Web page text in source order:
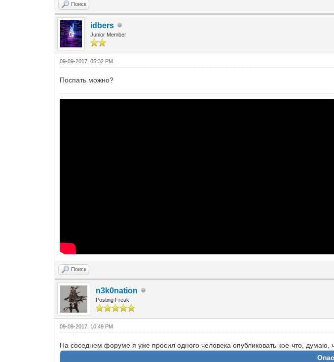
Поиск
idbers
Junior Member
09-09-2017, 05:32 PM
Поспать можно?
Поиск
n3k0nation
Posting Freak
09-09-2017, 10:49 PM
На соседнем форуме я уже просил одного человека опубликовать кое-что, думаю,